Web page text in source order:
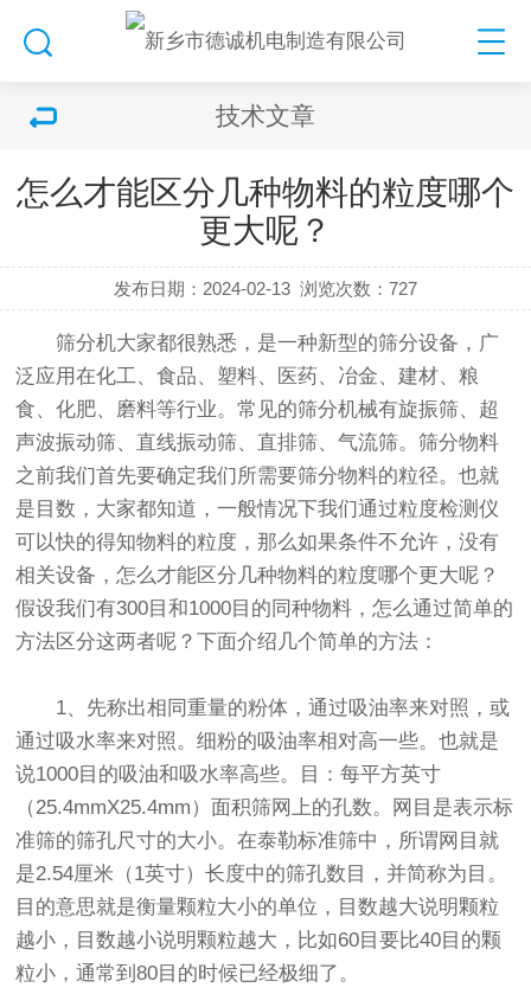
技术文章
怎么才能区分几种物料的粒度哪个
更大呢？
发布日期：2024-02-13 浏览次数：727
筛分机大家都很熟悉，是一种新型的筛分设备，广
泛应用在化工、食品、塑料、医药、冶金、建材、粮
食、化肥、磨料等行业。常见的筛分机械有旋振筛、 超
声波振动筛、 直线振动筛、 直排筛、气流筛。筛分物料
之前我们首先要确定我们所需要筛分物料的粒径。也就
是目数，大家都知道，一般情况下我们通过粒度检测仪
可以快的得知物料的粒度，那么如果条件不允许，没有
相关设备，怎么才能区分几种物料的粒度哪个更大呢？
假设我们有300目和1000目的同种物料，怎么通过简单的
方法区分这两者呢？下面介绍几个简单的方法：
1、先称出相同重量的粉体，通过吸油率来对照，或
通过吸水率来对照。细粉的吸油率相对高一些。也就是
说1000目的吸油和吸水率高些。目：每平方英寸
（25.4mmX25.4mm）面积筛网上的孔数。网目是表示标
准筛的筛孔尺寸的大小。在泰勒标准筛中，所谓网目就
是2.54厘米（1英寸）长度中的筛孔数目，并简称为目。
目的意思就是衡量颗粒大小的单位，目数越大说明颗粒
越小，目数越小说明颗粒越大，比如60目要比40目的颗
粒小，通常到80目的时候已经极细了。